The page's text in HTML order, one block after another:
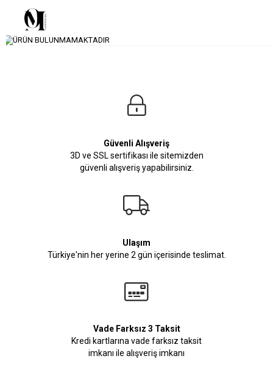
Güvenli Alışveriş
3D ve SSL sertifikası ile sitemizden
güvenli alışveriş yapabilirsiniz.
Ulaşım
Türkiye'nin her yerine 2 gün içerisinde teslimat.
Vade Farksız 3 Taksit
Kredi kartlarına vade farksız taksit
imkanı ile alışveriş imkanı